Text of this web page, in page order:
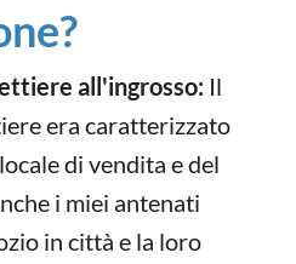
all'ingrosso: Il
era caratterizzato
di vendita e del
i miei antenati
in città e la loro